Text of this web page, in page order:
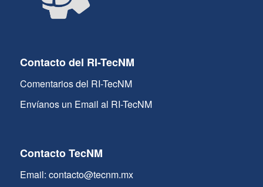
Contacto del RI-TecNM
Comentarios del RI-TecNM
Envíanos un Email al RI-TecNM
Contacto TecNM
Email: contacto@tecnm.mx